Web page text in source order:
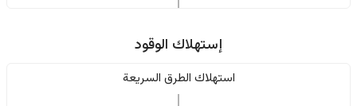
إستهلاك الوقود
استهلاك الطرق السريعة